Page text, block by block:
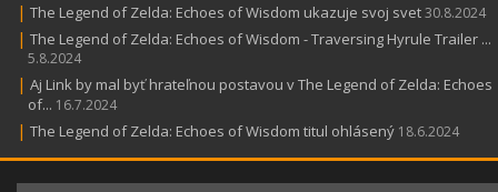
| The Legend of Zelda: Echoes of Wisdom ukazuje svoj svet30.8.2024
| The Legend of Zelda: Echoes of Wisdom - Traversing Hyrule Trailer ...
5.8.2024
| Aj Link by mal byť hrateľnou postavou v The Legend of Zelda: Echoes
of... 16.7.2024
| The Legend of Zelda: Echoes of Wisdom titul ohlásený 18.6.2024